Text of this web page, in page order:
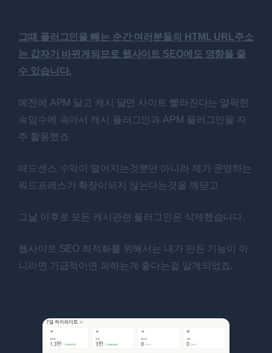
그때 플러그인을 빼는 순간 여러분들의 HTML URL주소
는 갑자기 바뀌게되므로 웹사이트 SEO에도 영향을 줄
수 있습니다.
예전에 APM 달고 캐시 달면 사이트 빨라진다는 얄팍한
속임수에 속아서 캐시 플러그인과 APM 플러그인을 자
주 활용했죠.
애드센스 수익이 떨어지는것뿐만 아니라 제가 운영하는
워드프레스가 확장이되지 않는다는것을 깨닫고
그날 이후로 모든 캐시관련 플러그인은 삭제했습니다.
웹사이트 SEO 최적화를 위해서는 내가 만든 기능이 아
니라면 가급적이면 피하는게 좋다는걸 알게되었죠.